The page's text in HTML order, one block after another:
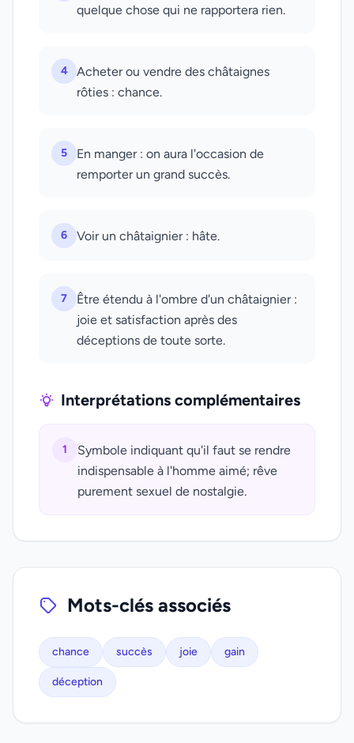
quelque chose qui ne rapportera rien.
4
Acheter ou vendre des châtaignes
rôties : chance.
5
En manger : on aura l'occasion de
remporter un grand succès.
6 Voir un châtaignier : hâte.
7
Être étendu à l'ombre d'un châtaignier :
joie et satisfaction après des
déceptions de toute sorte.
Interprétations complémentaires
1
Symbole indiquant qu'il faut se rendre
indispensable à l'homme aimé; rêve
purement sexuel de nostalgie.
Mots-clés associés
chance succès joie gain
déception